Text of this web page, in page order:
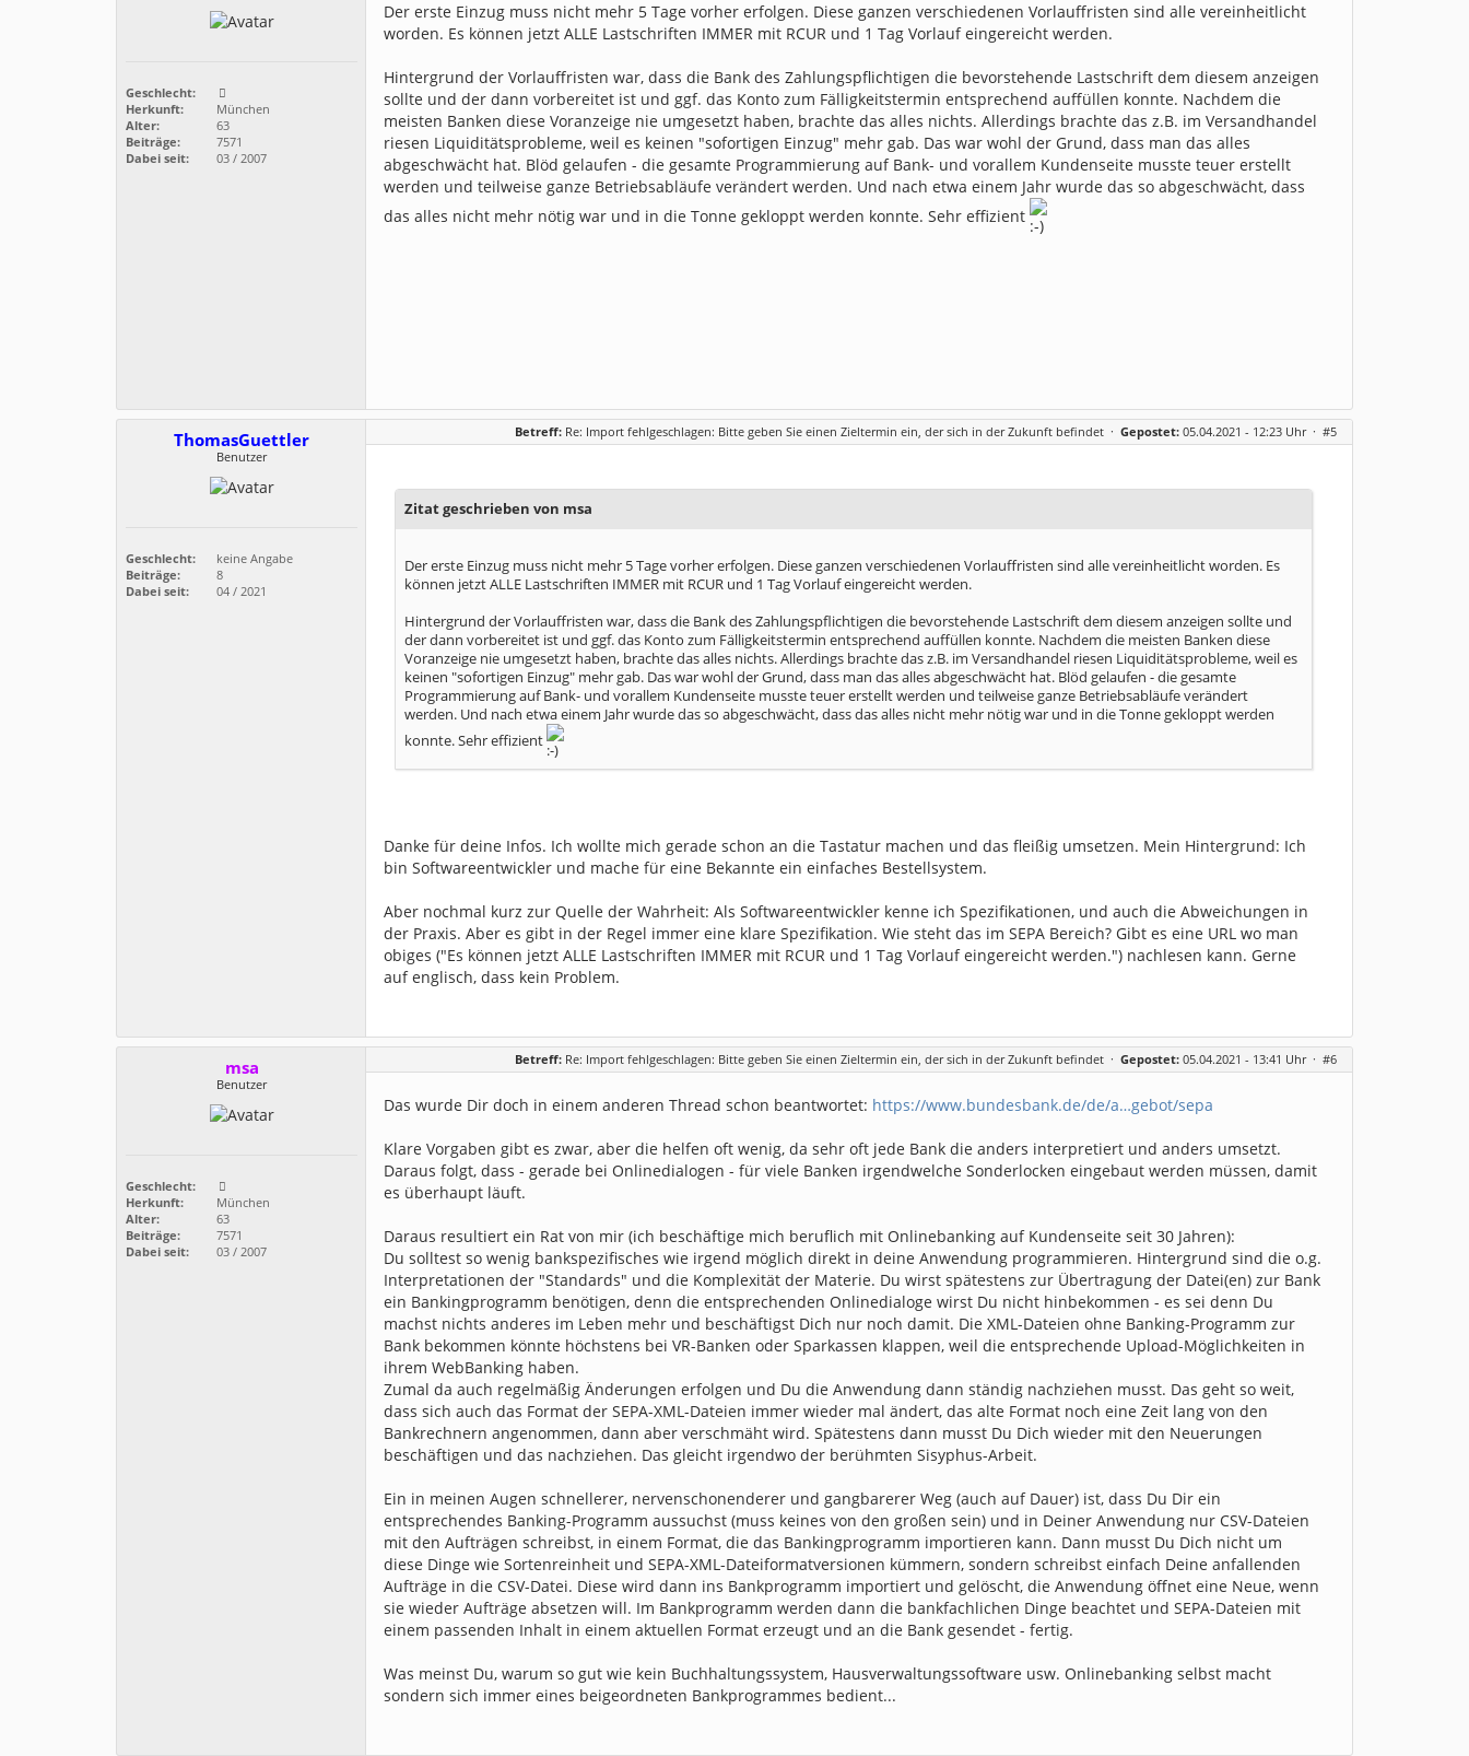
Geschlecht:
Herkunft:
München
Alter:
63
Beiträge:
7571
Dabei seit:
03 / 2007
Der erste Einzug muss nicht mehr 5 Tage vorher erfolgen. Diese ganzen verschiedenen Vorlauffristen sind alle vereinheitlicht
worden. Es können jetzt ALLE Lastschriften IMMER mit RCUR und 1 Tag Vorlauf eingereicht werden.
Hintergrund der Vorlauffristen war, dass die Bank des Zahlungspflichtigen die bevorstehende Lastschrift dem diesem anzeigen
sollte und der dann vorbereitet ist und ggf. das Konto zum Fälligkeitstermin entsprechend auffüllen konnte. Nachdem die
meisten Banken diese Voranzeige nie umgesetzt haben, brachte das alles nichts. Allerdings brachte das z.B. im Versandhandel
riesen Liquiditätsprobleme, weil es keinen "sofortigen Einzug" mehr gab. Das war wohl der Grund, dass man das alles
abgeschwächt hat. Blöd gelaufen - die gesamte Programmierung auf Bank- und vorallem Kundenseite musste teuer erstellt
werden und teilweise ganze Betriebsabläufe verändert werden. Und nach etwa einem Jahr wurde das so abgeschwächt, dass
das alles nicht mehr nötig war und in die Tonne gekloppt werden konnte. Sehr effizient
ThomasGuettler
Benutzer
Geschlecht:
keine Angabe
Beiträge:
8
Dabei seit:
04 / 2021
Betreff: Re: Import fehlgeschlagen: Bitte geben Sie einen Zieltermin ein, der sich in der Zukunft befindet · Gepostet: 05.04.2021 - 12:23 Uhr · #5
Zitat geschrieben von msa
Der erste Einzug muss nicht mehr 5 Tage vorher erfolgen. Diese ganzen verschiedenen Vorlauffristen sind alle vereinheitlicht worden. Es
können jetzt ALLE Lastschriften IMMER mit RCUR und 1 Tag Vorlauf eingereicht werden.
Hintergrund der Vorlauffristen war, dass die Bank des Zahlungspflichtigen die bevorstehende Lastschrift dem diesem anzeigen sollte und
der dann vorbereitet ist und ggf. das Konto zum Fälligkeitstermin entsprechend auffüllen konnte. Nachdem die meisten Banken diese
Voranzeige nie umgesetzt haben, brachte das alles nichts. Allerdings brachte das z.B. im Versandhandel riesen Liquiditätsprobleme, weil es
keinen "sofortigen Einzug" mehr gab. Das war wohl der Grund, dass man das alles abgeschwächt hat. Blöd gelaufen - die gesamte
Programmierung auf Bank- und vorallem Kundenseite musste teuer erstellt werden und teilweise ganze Betriebsabläufe verändert
werden. Und nach etwa einem Jahr wurde das so abgeschwächt, dass das alles nicht mehr nötig war und in die Tonne gekloppt werden
konnte. Sehr effizient
Danke für deine Infos. Ich wollte mich gerade schon an die Tastatur machen und das fleißig umsetzen. Mein Hintergrund: Ich
bin Softwareentwickler und mache für eine Bekannte ein einfaches Bestellsystem.
Aber nochmal kurz zur Quelle der Wahrheit: Als Softwareentwickler kenne ich Spezifikationen, und auch die Abweichungen in
der Praxis. Aber es gibt in der Regel immer eine klare Spezifikation. Wie steht das im SEPA Bereich? Gibt es eine URL wo man
obiges ("Es können jetzt ALLE Lastschriften IMMER mit RCUR und 1 Tag Vorlauf eingereicht werden.") nachlesen kann. Gerne
auf englisch, dass kein Problem.
msa
Benutzer
Geschlecht:
Herkunft:
München
Alter:
63
Beiträge:
7571
Dabei seit:
03 / 2007
Betreff: Re: Import fehlgeschlagen: Bitte geben Sie einen Zieltermin ein, der sich in der Zukunft befindet · Gepostet: 05.04.2021 - 13:41 Uhr · #6
Das wurde Dir doch in einem anderen Thread schon beantwortet: https://www.bundesbank.de/de/a…gebot/sepa
Klare Vorgaben gibt es zwar, aber die helfen oft wenig, da sehr oft jede Bank die anders interpretiert und anders umsetzt.
Daraus folgt, dass - gerade bei Onlinedialogen - für viele Banken irgendwelche Sonderlocken eingebaut werden müssen, damit
es überhaupt läuft.
Daraus resultiert ein Rat von mir (ich beschäftige mich beruflich mit Onlinebanking auf Kundenseite seit 30 Jahren):
Du solltest so wenig bankspezifisches wie irgend möglich direkt in deine Anwendung programmieren. Hintergrund sind die o.g.
Interpretationen der "Standards" und die Komplexität der Materie. Du wirst spätestens zur Übertragung der Datei(en) zur Bank
ein Bankingprogramm benötigen, denn die entsprechenden Onlinedialoge wirst Du nicht hinbekommen - es sei denn Du
machst nichts anderes im Leben mehr und beschäftigst Dich nur noch damit. Die XML-Dateien ohne Banking-Programm zur
Bank bekommen könnte höchstens bei VR-Banken oder Sparkassen klappen, weil die entsprechende Upload-Möglichkeiten in
ihrem WebBanking haben.
Zumal da auch regelmäßig Änderungen erfolgen und Du die Anwendung dann ständig nachziehen musst. Das geht so weit,
dass sich auch das Format der SEPA-XML-Dateien immer wieder mal ändert, das alte Format noch eine Zeit lang von den
Bankrechnern angenommen, dann aber verschmäht wird. Spätestens dann musst Du Dich wieder mit den Neuerungen
beschäftigen und das nachziehen. Das gleicht irgendwo der berühmten Sisyphus-Arbeit.
Ein in meinen Augen schnellerer, nervenschonenderer und gangbarerer Weg (auch auf Dauer) ist, dass Du Dir ein
entsprechendes Banking-Programm aussuchst (muss keines von den großen sein) und in Deiner Anwendung nur CSV-Dateien
mit den Aufträgen schreibst, in einem Format, die das Bankingprogramm importieren kann. Dann musst Du Dich nicht um
diese Dinge wie Sortenreinheit und SEPA-XML-Dateiformatversionen kümmern, sondern schreibst einfach Deine anfallenden
Aufträge in die CSV-Datei. Diese wird dann ins Bankprogramm importiert und gelöscht, die Anwendung öffnet eine Neue, wenn
sie wieder Aufträge absetzen will. Im Bankprogramm werden dann die bankfachlichen Dinge beachtet und SEPA-Dateien mit
einem passenden Inhalt in einem aktuellen Format erzeugt und an die Bank gesendet - fertig.
Was meinst Du, warum so gut wie kein Buchhaltungssystem, Hausverwaltungssoftware usw. Onlinebanking selbst macht
sondern sich immer eines beigeordneten Bankprogrammes bedient...